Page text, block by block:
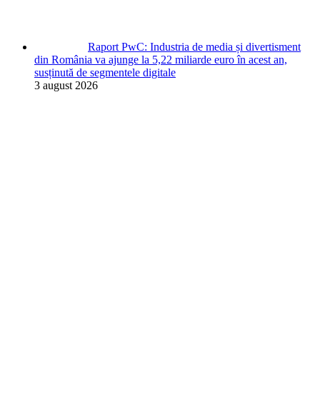
Raport PwC: Industria de media și divertisment
din România va ajunge la 5,22 miliarde euro în acest an,
susținută de segmentele digitale
3 august 2026